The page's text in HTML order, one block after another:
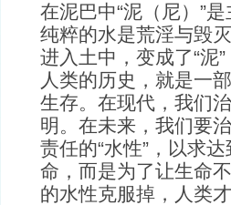
在泥巴中“泥（尼）”
纯粹的水是荒淫与毁
进入土中，变成了“泥
人类的历史，就是一
生存。在现代，我们
明。在未来，我们要
责任的“水性”，以求
命，而是为了让生命
的水性克服掉，人类